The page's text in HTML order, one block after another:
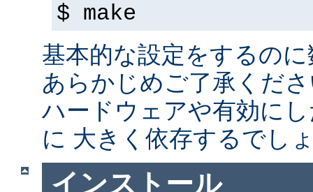
$ make
基本的な設定をするの
あらかじめご了承くだ
ハードウェアや有効に
に 大きく依存するでし
インストール